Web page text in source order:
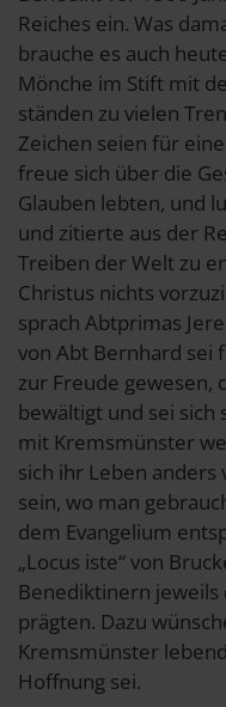
Reiches ein. Was
brauche es auch
Mönche im Stift mit
ständen zu vielen
Zeichen seien für
freue sich über die
Glauben lebten, und
und zitierte aus der
Treiben der Welt zu
Christus nichts
sprach Abtprimas
von Abt Bernhard sei
zur Freude gewesen,
bewältigt und sei sich
mit Kremsmünster
sich ihr Leben anders
sein, wo man
dem Evangelium
„Locus iste“ von
Benediktinern
prägten. Dazu
Kremsmünster
Hoffnung sei.